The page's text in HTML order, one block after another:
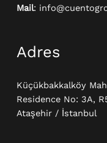
Mail:
Adres
Küçükbakkalköy
Residence No: 3A,
Ataşehir / İstanbul